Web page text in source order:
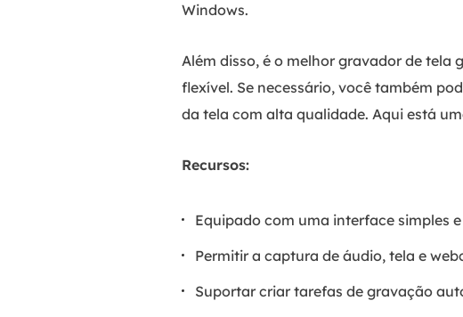
Windows.
Além disso, é o melhor gravador de
flexível. Se necessário, você também
da tela com alta qualidade. Aqui está
Recursos:
Equipado com uma interface simples
Permitir a captura de áudio, tela e
Suportar criar tarefas de gravação